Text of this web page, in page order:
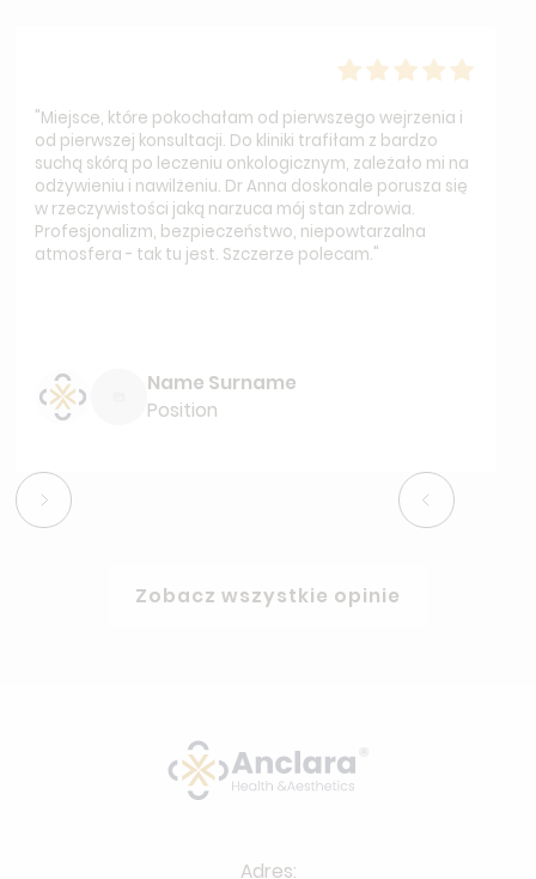
"Miejsce, które pokochałam od pierwszego wejrzenia i
od pierwszej konsultacji. Do kliniki trafiłam z bardzo
suchą skórą po leczeniu onkologicznym, zależało mi na
odżywieniu i nawilżeniu. Dr Anna doskonale porusza się
w rzeczywistości jaką narzuca mój stan zdrowia.
Profesjonalizm, bezpieczeństwo, niepowtarzalna
atmosfera - tak tu jest. Szczerze polecam."
Name Surname
Position
Zobacz wszystkie opinie
Adres: